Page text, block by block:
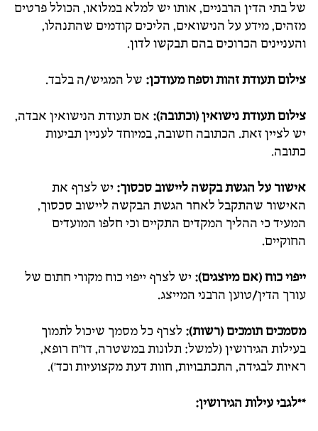
של בתי הדין הרבניים, אותו יש למלא במלואו, הכולל פרטים
מזהים, מידע על הנישואים, הליכים קודמים שהתנהלו,
והעניינים הכרוכים בהם תבקשו לדון.
צילום תעודת זהות וספח מעודכן: של המגיש/ה בלבד.
צילום תעודת נישואין (וכתובה): אם תעודת הנישואין אבדה,
יש לציין זאת. הכתובה חשובה, במיוחד לעניין תביעות
כתובה.
אישור על הגשת בקשה ליישוב סכסוך: יש לצרף את
האישור שהתקבל לאחר הגשת הבקשה ליישוב סכסוך,
המעיד כי ההליך המקדים התקיים וכי חלפו המועדים
החוקיים.
ייפוי כוח (אם מיוצגים): יש לצרף ייפוי כוח מקורי חתום של
עורך הדין/טוען הרבני המייצג.
מסמכים תומכים (רשות): לצרף כל מסמך שיכול לתמוך
בעילות הגירושין (למשל: תלונות במשטרה, דו"ח רופא,
ראיות לבגידה, התכתבויות, חוות דעת מקצועיות וכד').
**לגבי עילות הגירושין: